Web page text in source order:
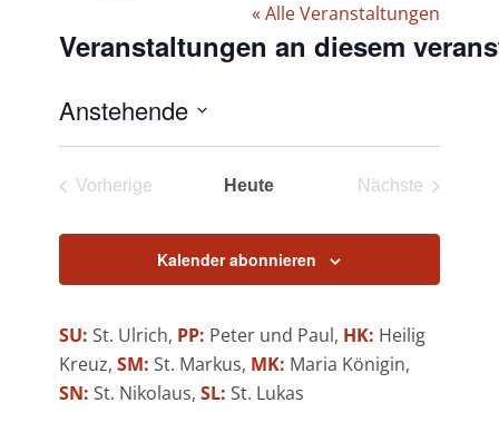
« Alle Veranstaltungen
Veranstaltungen an diesem
Anstehende
Datum
Vorherige
Heute
Nächste
Kalender abonnieren
SU: St. Ulrich, PP: Peter und Paul, HK: Heilig
Kreuz,SM: St. Markus, MK: Maria Königin,
SN: St. Nikolaus,SL: St. Lukas